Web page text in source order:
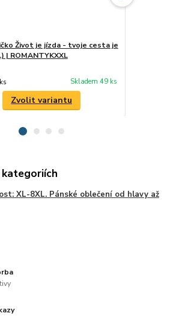
Život je jízda - tvoje cesta je
| ROMANTYKXXL
Skladem 49 ks
Zvolit variantu
XL-8XL. Pánské oblečení od hlavy až